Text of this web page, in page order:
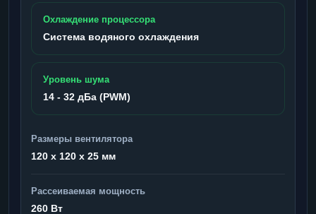
Охлаждение процессора
Система водяного охлаждения
Уровень шума
14 - 32 дБа (PWM)
Размеры вентилятора
120 x 120 x 25 мм
Рассеиваемая мощность
260 Вт